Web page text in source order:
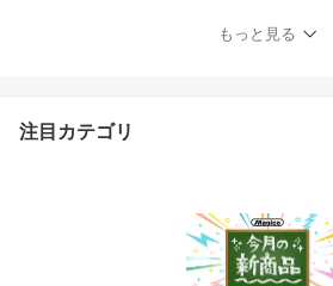
ロー ピンク ホワイト ブ
ルー ] 夏 ドア リース 壁
もっと見る
注目カテゴリ